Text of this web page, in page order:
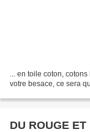
... en toile coton,
votre besace, ce sera
DU ROUGE